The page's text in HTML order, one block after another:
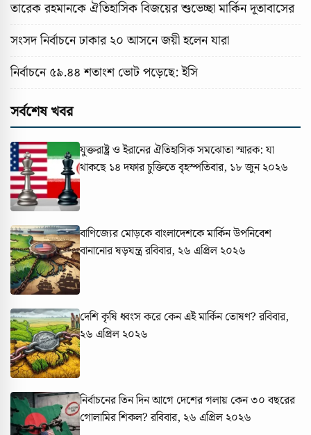
তারেক রহমানকে ঐতিহাসিক বিজয়ের শুভেচ্ছা মার্কিন দূতাবাসের
সংসদ নির্বাচনে ঢাকার ২০ আসনে জয়ী হলেন যারা
নির্বাচনে ৫৯.৪৪ শতাংশ ভোট পড়েছে: ইসি
সর্বশেষ খবর
যুক্তরাষ্ট্র ও ইরানের ঐতিহাসিক সমঝোতা স্মারক: যা
থাকছে ১৪ দফার চুক্তিতেবৃহস্পতিবার, ১৮ জুন ২০২৬
বাণিজ্যের মোড়কে বাংলাদেশকে মার্কিন উপনিবেশ
বানানোর ষড়যন্ত্ররবিবার, ২৬ এপ্রিল ২০২৬
দেশি কৃষি ধ্বংস করে কেন এই মার্কিন তোষণ? রবিবার,
২৬ এপ্রিল ২০২৬
নির্বাচনের তিন দিন আগে দেশের গলায় কেন ৩০ বছরের
গোলামির শিকল? রবিবার, ২৬ এপ্রিল ২০২৬